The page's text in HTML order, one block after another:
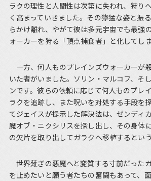
ラクの理性と人間性は次第に失われ、狩り
く高まっていきました。その獰猛な姿と振
らかけ離れ、やがて彼は多元宇宙でも最強
ォーカーを狩る「頂点捕食者」と化してし
一方、何人ものプレインズウォーカーが
いた者がいました。ソリン・マルコフ、そ
ンです。彼らの依頼に応じて何人ものプレ
ラクを追跡し、また呪いを対処する手段を
てジェイスが提示した解決法は、ゼンディ
魔オブ・ニクシリスを探し出し、その身体
の欠片を取り出してガラクへ移植するとい
世界薙ぎの悪魔へと変質する寸前だった
を止めたいと願う者たちの奮闘もあって、